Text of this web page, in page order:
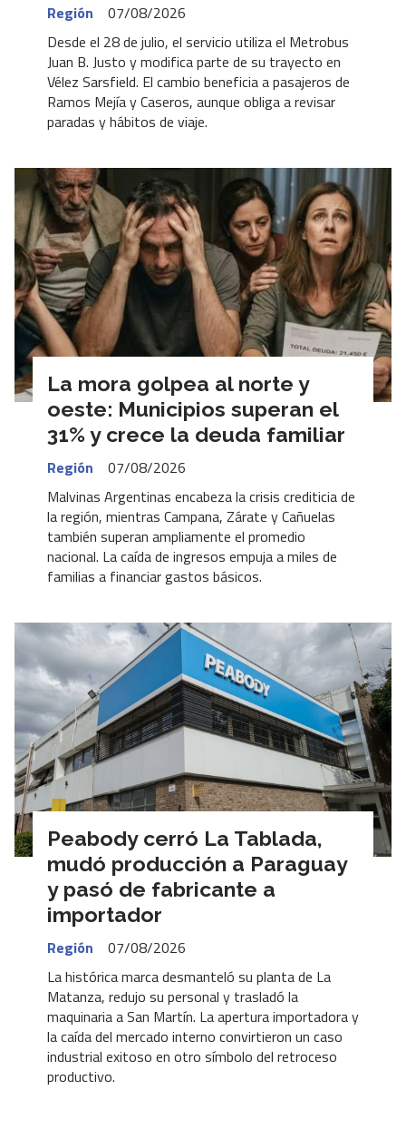
Región
07/08/2026
Desde el 28 de julio, el servicio utiliza el Metrobus
Juan B. Justo y modifica parte de su trayecto en
Vélez Sarsfield. El cambio beneficia a pasajeros de
Ramos Mejía y Caseros, aunque obliga a revisar
paradas y hábitos de viaje.
La mora golpea al norte y
oeste: Municipios superan el
31% y crece la deuda familiar
Región
07/08/2026
Malvinas Argentinas encabeza la crisis crediticia de
la región, mientras Campana, Zárate y Cañuelas
también superan ampliamente el promedio
nacional. La caída de ingresos empuja a miles de
familias a financiar gastos básicos.
Peabody cerró La Tablada,
mudó producción a Paraguay
y pasó de fabricante a
importador
Región
07/08/2026
La histórica marca desmanteló su planta de La
Matanza, redujo su personal y trasladó la
maquinaria a San Martín. La apertura importadora y
la caída del mercado interno convirtieron un caso
industrial exitoso en otro símbolo del retroceso
productivo.